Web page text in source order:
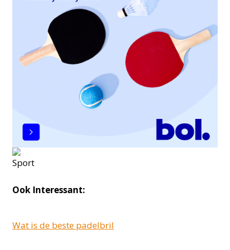
Ook Interessant:
Wat is de beste padelbril